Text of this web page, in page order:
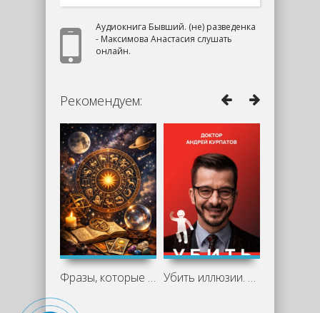
Аудиокнига Бывший. (не) разведенка
- Максимова Анастасия слушать
онлайн.
Рекомендуем:
Фразы, которые нельзя говорить знакам Убить иллюзии. Универсальные правила -